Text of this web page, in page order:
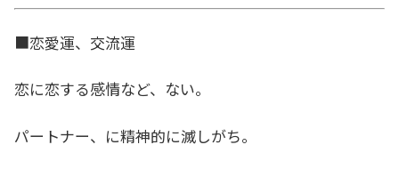
■恋愛運、交流運
恋に恋する感情など、ない。
パートナー、に精神的に滅しがち。